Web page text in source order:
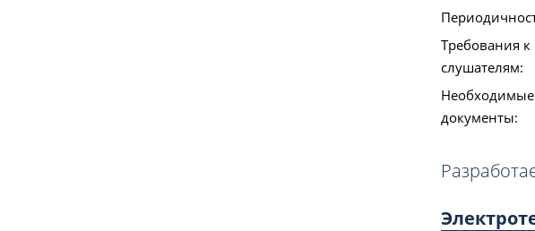
Требования к
слушателям:
Необходимые
документы: